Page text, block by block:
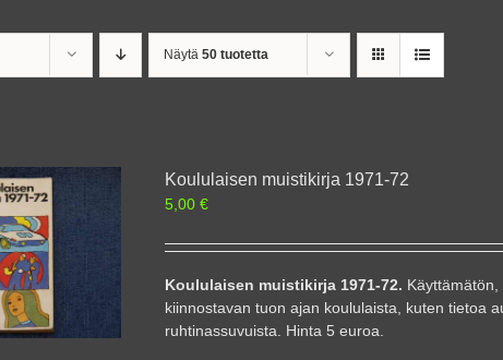
Näytä 50 tuotetta
Koululaisen muistikirja 1971-72
5,00€
Koululaisen muistikirja 1971-72.
kiinnostavan tuon ajan koululaista, kuten tietoa
ruhtinassuvuista. Hinta 5 euroa.